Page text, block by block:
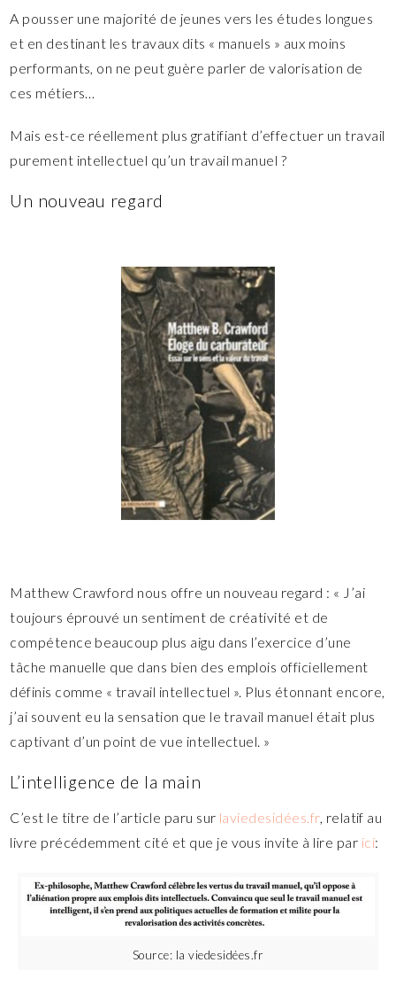
A pousser une majorité de jeunes vers les études longues
et en destinant les travaux dits « manuels » aux moins
performants, on ne peut guère parler de valorisation de
ces métiers…
Mais est-ce réellement plus gratifiant d’effectuer un travail
purement intellectuel qu’un travail manuel ?
Un nouveau regard
Matthew Crawford nous offre un nouveau regard : « J’ai
toujours éprouvé un sentiment de créativité et de
compétence beaucoup plus aigu dans l’exercice d’une
tâche manuelle que dans bien des emplois officiellement
définis comme « travail intellectuel ». Plus étonnant encore,
j’ai souvent eu la sensation que le travail manuel était plus
captivant d’un point de vue intellectuel. »
L’intelligence de la main
C’est le titre de l’article paru sur laviedesidées.fr, relatif au
livre précédemment cité et que je vous invite à lire par ici:
Source: la viedesidées.fr